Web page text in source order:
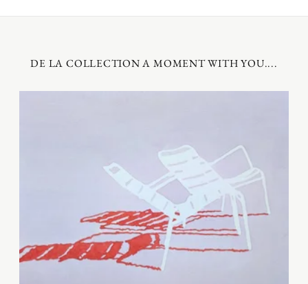
DE LA COLLECTION A MOMENT WITH YOU....